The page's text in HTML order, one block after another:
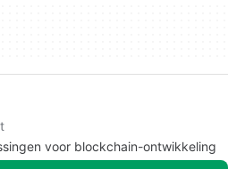
voor blockchain-ontwikkeling